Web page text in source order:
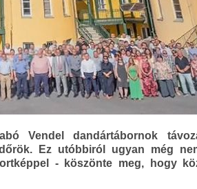
Vendel dandártábornok
Ez utóbbiról ugyan még
- köszönte meg, hogy